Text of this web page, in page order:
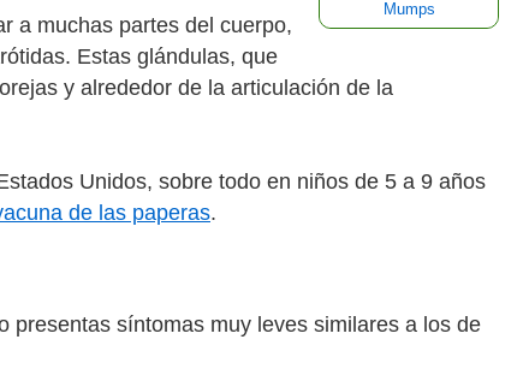
Mumps
a muchas partes del cuerpo,
Estas glándulas, que
y alrededor de la articulación de la
Unidos, sobre todo en niños de 5 a 9 años
de las paperas.
presentas síntomas muy leves similares a los de